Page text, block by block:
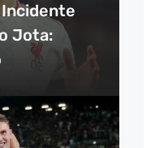
Jota: